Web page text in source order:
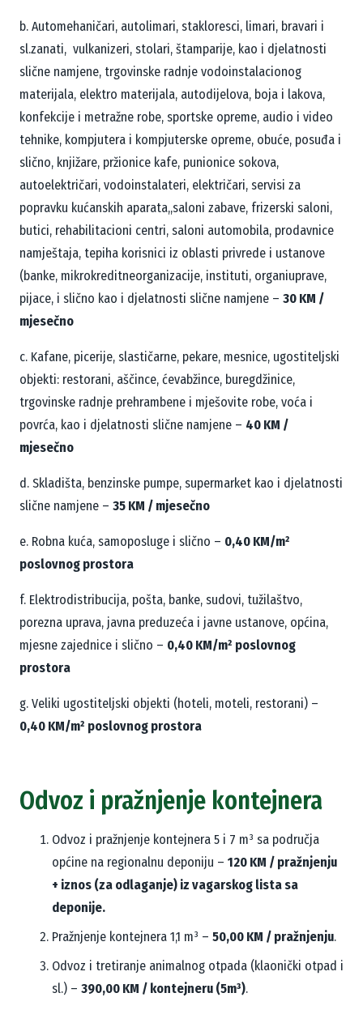
b. Automehaničari, autolimari, stakloresci, limari, bravari i
sl.zanati, vulkanizeri, stolari, štamparije, kao i djelatnosti
slične namjene, trgovinske radnje vodoinstalacionog
materijala, elektro materijala, autodijelova, boja i lakova,
konfekcije i metražne robe, sportske opreme, audio i video
tehnike, kompjutera i kompjuterske opreme, obuće, posuđa i
slično, knjižare, pržionice kafe, punionice sokova,
autoelektričari, vodoinstalateri, električari, servisi za
popravku kućanskih aparata,,saloni zabave, frizerski saloni,
butici, rehabilitacioni centri, saloni automobila, prodavnice
namještaja, tepiha korisnici iz oblasti privrede i ustanove
(banke, mikrokreditneorganizacije, instituti, organiuprave,
pijace, i slično kao i djelatnosti slične namjene – 30 KM /
mjesečno
c. Kafane, picerije, slastičarne, pekare, mesnice, ugostiteljski
objekti: restorani, aščince, ćevabžince, buregdžinice,
trgovinske radnje prehrambene i mješovite robe, voća i
povrća, kao i djelatnosti slične namjene – 40 KM /
mjesečno
d. Skladišta, benzinske pumpe, supermarket kao i djelatnosti
slične namjene – 35 KM / mjesečno
e. Robna kuća, samoposluge i slično – 0,40 KM/m²
poslovnog prostora
f. Elektrodistribucija, pošta, banke, sudovi, tužilaštvo,
porezna uprava, javna preduzeća i javne ustanove, općina,
mjesne zajednice i slično – 0,40 KM/m² poslovnog
prostora
g. Veliki ugostiteljski objekti (hoteli, moteli, restorani) –
0,40 KM/m² poslovnog prostora
Odvoz i pražnjenje kontejnera
Odvoz i pražnjenje kontejnera 5 i 7 m³ sa područja
općine na regionalnu deponiju – 120 KM / pražnjenju
+ iznos (za odlaganje) iz vagarskog lista sa
deponije.
Pražnjenje kontejnera 1,1 m³ – 50,00 KM / pražnjenju.
Odvoz i tretiranje animalnog otpada (klaonički otpad i
sl.) – 390,00 KM / kontejneru (5m³).